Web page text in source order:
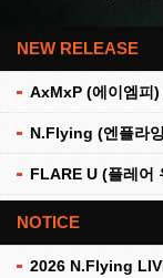
NEW RELEASE
AxMxP (에이엠피
N.Flying (엔플라
NOTICE